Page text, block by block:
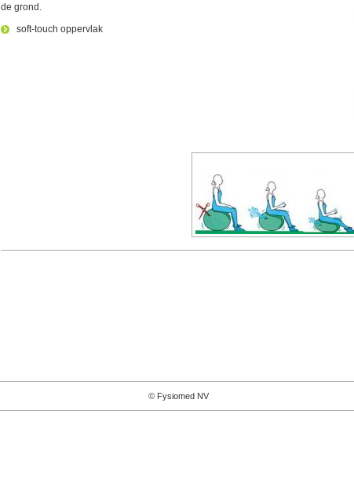
de grond.
soft-touch oppervlak
© Fysiomed NV